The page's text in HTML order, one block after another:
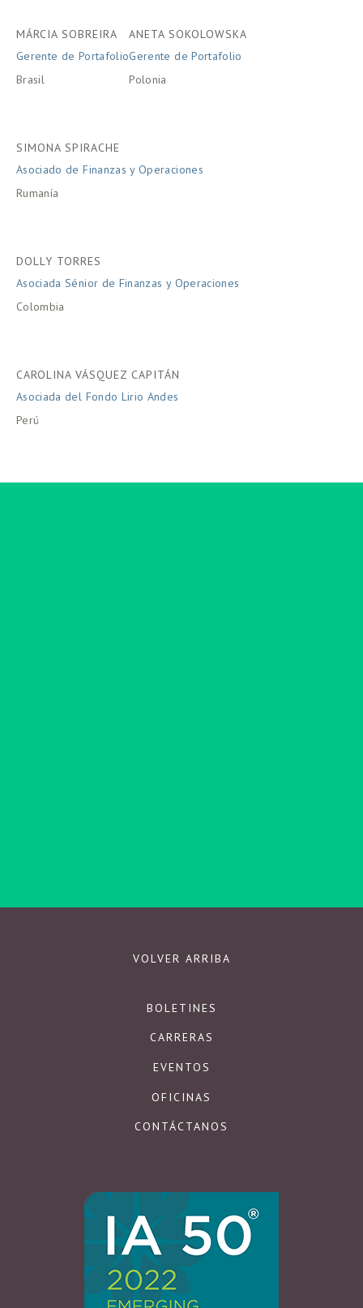
MÁRCIA SOBREIRA
Gerente de Portafolio
Brasil
ANETA SOKOLOWSKA
Gerente de Portafolio
Polonia
SIMONA SPIRACHE
Asociado de Finanzas y Operaciones
Rumanía
DOLLY TORRES
Asociada Sénior de Finanzas y Operaciones
Colombia
CAROLINA VÁSQUEZ CAPITÁN
Asociada del Fondo Lirio Andes
Perú
VOLVER ARRIBA
BOLETINES
CARRERAS
EVENTOS
OFICINAS
CONTÁCTANOS